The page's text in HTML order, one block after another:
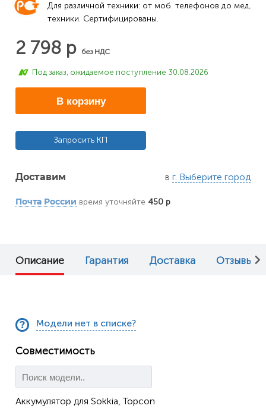
Для различной техники: от моб. телефонов до мед.
техники. Сертифицированы.
2 798 р без НДС
Под заказ, ожидаемое поступление 30.08.2026
В корзину
Запросить КП
Доставим в г. Выберите город
Почта России время уточняйте 450 р
Описание Гарантия Доставка Отзывы (0)
Модели нет в списке?
Совместимость
Аккумулятор для Sokkia, Topcon